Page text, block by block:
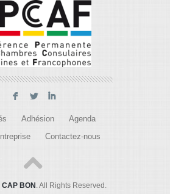
F L I
Adhésion Agenda
Contactez-nous
CAP BON . All Rights Reserved.